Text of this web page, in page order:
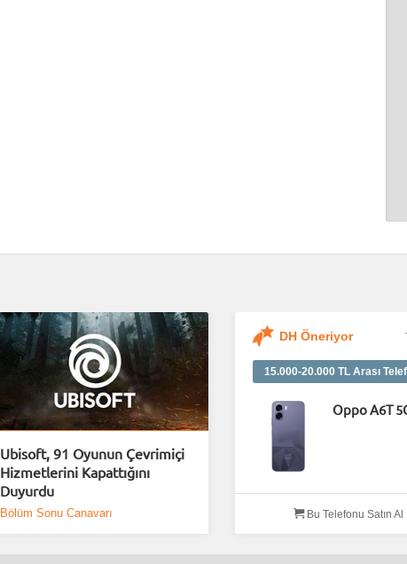
Ubisoft, 91 Oyunun Çevrimiçi
Hizmetlerini Kapattığını
Duyurdu
Bölüm Sonu Canavarı
DH Öneriyor
15.000-20.000 TL Arası
Oppo A6T
Bu Telefonu Satın Al